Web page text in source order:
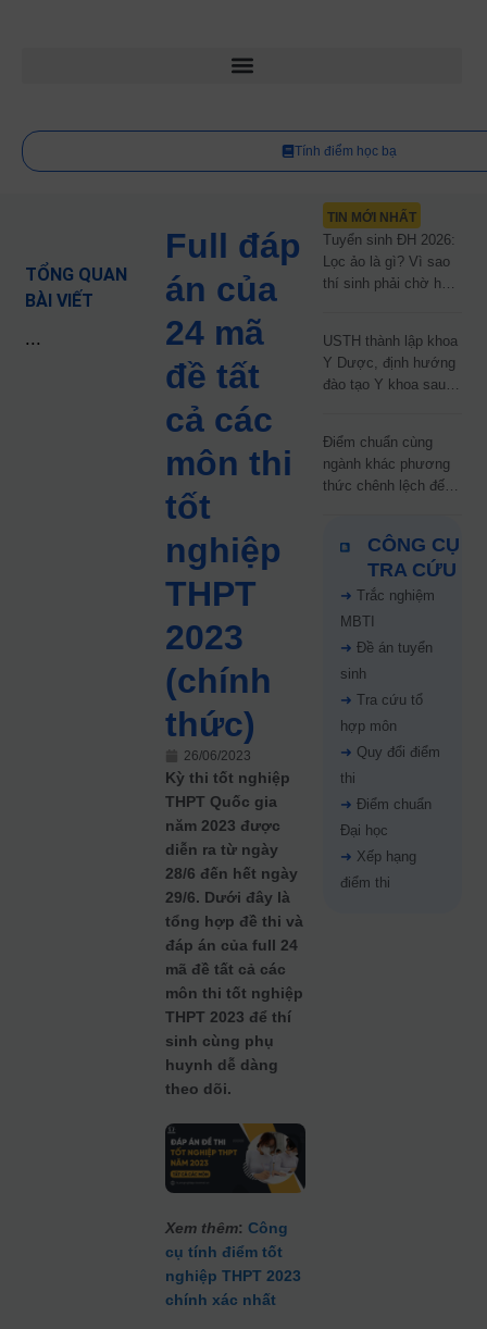
Tính điểm học bạ
TỔNG QUAN
BÀI VIẾT
...
Full đáp
án của
24 mã
đề tất
cả các
môn thi
tốt
nghiệp
THPT
2023
(chính
thức)
26/06/2023
Kỳ thi tốt nghiệp
THPT Quốc gia
năm 2023 được
diễn ra từ ngày
28/6 đến hết ngày
29/6. Dưới đây là
tổng hợp đề thi và
đáp án của full 24
mã đề tất cả các
môn thi tốt nghiệp
THPT 2023 để thí
sinh cùng phụ
huynh dễ dàng
theo dõi.
Xem thêm:Công
cụ tính điểm tốt
nghiệp THPT 2023
chính xác nhất
TIN MỚI NHẤT
Tuyển sinh ĐH 2026:
Lọc ảo là gì? Vì sao
thí sinh phải chờ hơn
USTH thành lập khoa
Y Dược, định hướng
đào tạo Y khoa sau
Điểm chuẩn cùng
ngành khác phương
thức chênh lệch đến
CÔNG CỤ
TRA CỨU
➜ Trắc nghiệm
MBTI
➜ Đề án tuyển
sinh
➜ Tra cứu tổ
hợp môn
➜ Quy đổi điểm
thi
➜ Điểm chuẩn
Đại học
➜ Xếp hạng
điểm thi